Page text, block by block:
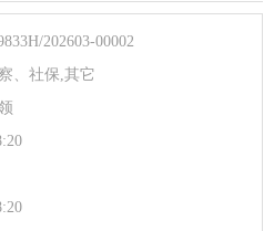
202603-00002
、社保,其它